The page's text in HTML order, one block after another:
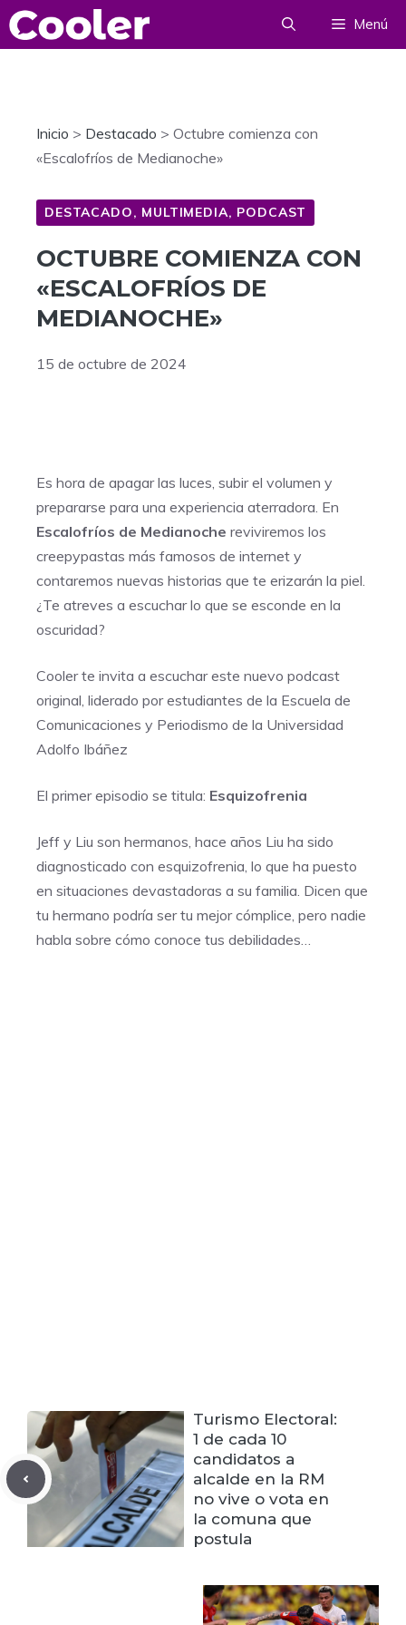
Saltar
al
Menú
Inicio > Destacado > Octubre comienza con
«Escalofríos de Medianoche»
DESTACADO, MULTIMEDIA, PODCAST
OCTUBRE COMIENZA CON
«ESCALOFRÍOS DE
MEDIANOCHE»
15 de octubre de 2024
Es hora de apagar las luces, subir el volumen y
prepararse para una experiencia aterradora. En
Escalofríos de Medianoche reviviremos los
creepypastas más famosos de internet y
contaremos nuevas historias que te erizarán la piel.
¿Te atreves a escuchar lo que se esconde en la
oscuridad?
Cooler te invita a escuchar este nuevo podcast
original, liderado por estudiantes de la Escuela de
Comunicaciones y Periodismo de la Universidad
Adolfo Ibáñez
El primer episodio se titula: Esquizofrenia
Jeff y Liu son hermanos, hace años Liu ha sido
diagnosticado con esquizofrenia, lo que ha puesto
en situaciones devastadoras a su familia. Dicen que
tu hermano podría ser tu mejor cómplice, pero nadie
habla sobre cómo conoce tus debilidades…
Turismo Electoral:
1 de cada 10
candidatos a
alcalde en la RM
no vive o vota en
la comuna que
postula